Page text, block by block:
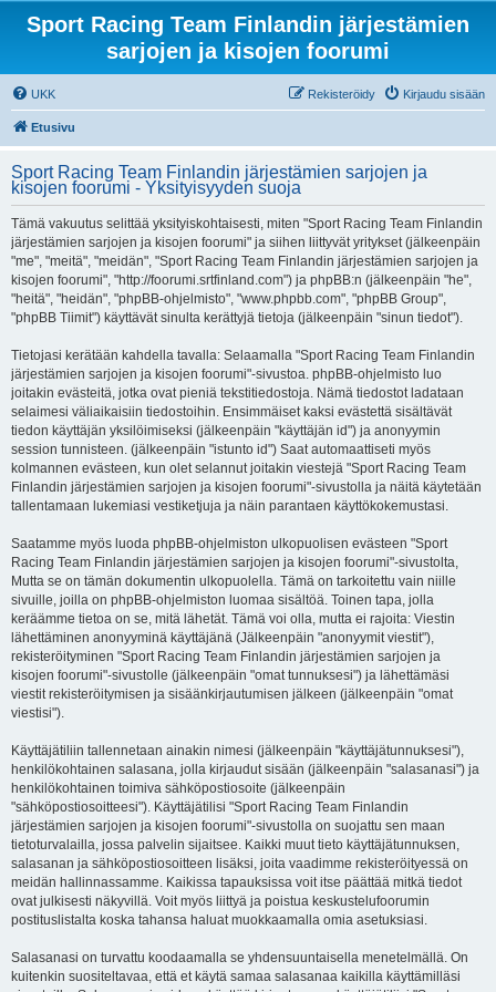
Sport Racing Team Finlandin järjestämien
sarjojen ja kisojen foorumi
UKK Kirjaudu sisään
Rekisteröidy
Etusivu
Sport Racing Team Finlandin järjestämien sarjojen ja
kisojen foorumi - Yksityisyyden suoja
Tämä vakuutus selittää yksityiskohtaisesti, miten "Sport Racing Team Finlandin
järjestämien sarjojen ja kisojen foorumi" ja siihen liittyvät yritykset (jälkeenpäin
"me", "meitä", "meidän", "Sport Racing Team Finlandin järjestämien sarjojen ja
kisojen foorumi", "http://foorumi.srtfinland.com") ja phpBB:n (jälkeenpäin "he",
"heitä", "heidän", "phpBB-ohjelmisto", "www.phpbb.com", "phpBB Group",
"phpBB Tiimit") käyttävät sinulta kerättyjä tietoja (jälkeenpäin "sinun tiedot").
Tietojasi kerätään kahdella tavalla: Selaamalla "Sport Racing Team Finlandin
järjestämien sarjojen ja kisojen foorumi"-sivustoa. phpBB-ohjelmisto luo
joitakin evästeitä, jotka ovat pieniä tekstitiedostoja. Nämä tiedostot ladataan
selaimesi väliaikaisiin tiedostoihin. Ensimmäiset kaksi evästettä sisältävät
tiedon käyttäjän yksilöimiseksi (jälkeenpäin "käyttäjän id") ja anonyymin
session tunnisteen. (jälkeenpäin "istunto id") Saat automaattiseti myös
kolmannen evästeen, kun olet selannut joitakin viestejä "Sport Racing Team
Finlandin järjestämien sarjojen ja kisojen foorumi"-sivustolla ja näitä käytetään
tallentamaan lukemiasi vestiketjuja ja näin parantaen käyttökokemustasi.
Saatamme myös luoda phpBB-ohjelmiston ulkopuolisen evästeen "Sport
Racing Team Finlandin järjestämien sarjojen ja kisojen foorumi"-sivustolta,
Mutta se on tämän dokumentin ulkopuolella. Tämä on tarkoitettu vain niille
sivuille, joilla on phpBB-ohjelmiston luomaa sisältöä. Toinen tapa, jolla
keräämme tietoa on se, mitä lähetät. Tämä voi olla, mutta ei rajoita: Viestin
lähettäminen anonyyminä käyttäjänä (Jälkeenpäin "anonyymit viestit"),
rekisteröityminen "Sport Racing Team Finlandin järjestämien sarjojen ja
kisojen foorumi"-sivustolle (jälkeenpäin "omat tunnuksesi") ja lähettämäsi
viestit rekisteröitymisen ja sisäänkirjautumisen jälkeen (jälkeenpäin "omat
viestisi").
Käyttäjätiliin tallennetaan ainakin nimesi (jälkeenpäin "käyttäjätunnuksesi"),
henkilökohtainen salasana, jolla kirjaudut sisään (jälkeenpäin "salasanasi") ja
henkilökohtainen toimiva sähköpostiosoite (jälkeenpäin
"sähköpostiosoitteesi"). Käyttäjätilisi "Sport Racing Team Finlandin
järjestämien sarjojen ja kisojen foorumi"-sivustolla on suojattu sen maan
tietoturvalailla, jossa palvelin sijaitsee. Kaikki muut tieto käyttäjätunnuksen,
salasanan ja sähköpostiosoitteen lisäksi, joita vaadimme rekisteröityessä on
meidän hallinnassamme. Kaikissa tapauksissa voit itse päättää mitkä tiedot
ovat julkisesti näkyvillä. Voit myös liittyä ja poistua keskustelufoorumin
postituslistalta koska tahansa haluat muokkaamalla omia asetuksiasi.
Salasanasi on turvattu koodaamalla se yhdensuuntaisella menetelmällä. On
kuitenkin suositeltavaa, että et käytä samaa salasanaa kaikilla käyttämilläsi